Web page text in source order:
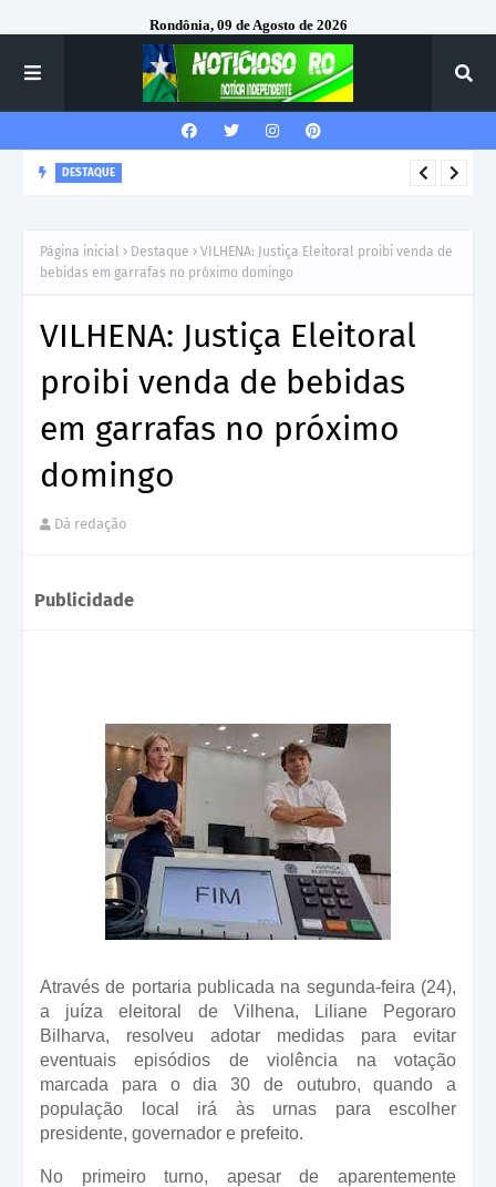
Rondônia, 09 de Agosto de 2026
DESTAQUE
Página inicial Destaque
VILHENA: Justiça Eleitoral proibi venda de
bebidas em garrafas no próximo domingo
VILHENA: Justiça Eleitoral
proibi venda de bebidas
em garrafas no próximo
domingo
Dá redação
Publicidade
Através de portaria publicada na segunda-feira (24),
a juíza eleitoral de Vilhena, Liliane Pegoraro
Bilharva, resolveu adotar medidas para evitar
eventuais episódios de violência na votação
marcada para o dia 30 de outubro, quando a
população local irá às urnas para escolher
presidente, governador e prefeito.
No primeiro turno, apesar de aparentemente